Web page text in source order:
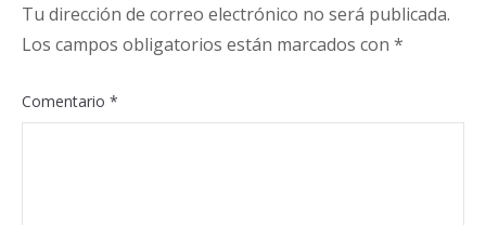
Tu dirección de correo electrónico no será publicada.
Los campos obligatorios están marcados con *
Comentario *